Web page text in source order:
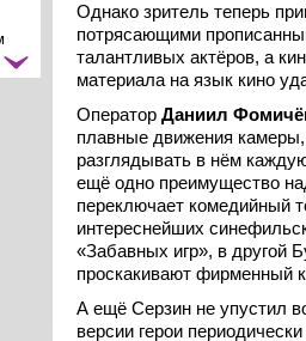
Однако зритель теперь
потрясающими
талантливых актёров, а
материала на язык кино
Оператор Даниил
плавные движения
разглядывать в нём
ещё одно преимущество
переключает комедийный
интереснейших
«Забавных игр», в другой
проскакивают фирменный
А ещё Серзин не упустил
версии герои